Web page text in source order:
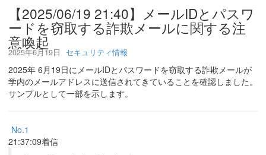
【2025/06/19 21:40】メールIDとパスワ
ードを窃取する詐欺メールに関する注
意喚起
2025年6月19日 セキュリティ情報
2025年 6月19日にメールIDとパスワードを窃取する詐欺メールが
学内のメールアドレスに送信されてきていることを確認しました。
サンプルとして一部を示します。
No.1
21:37:09着信